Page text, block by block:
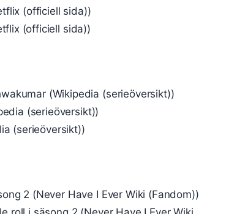
(officiell sida))
(officiell sida))
(Wikipedia (serieöversikt))
(serieöversikt))
(serieöversikt))
2 (Never Have I Ever Wiki (Fandom))